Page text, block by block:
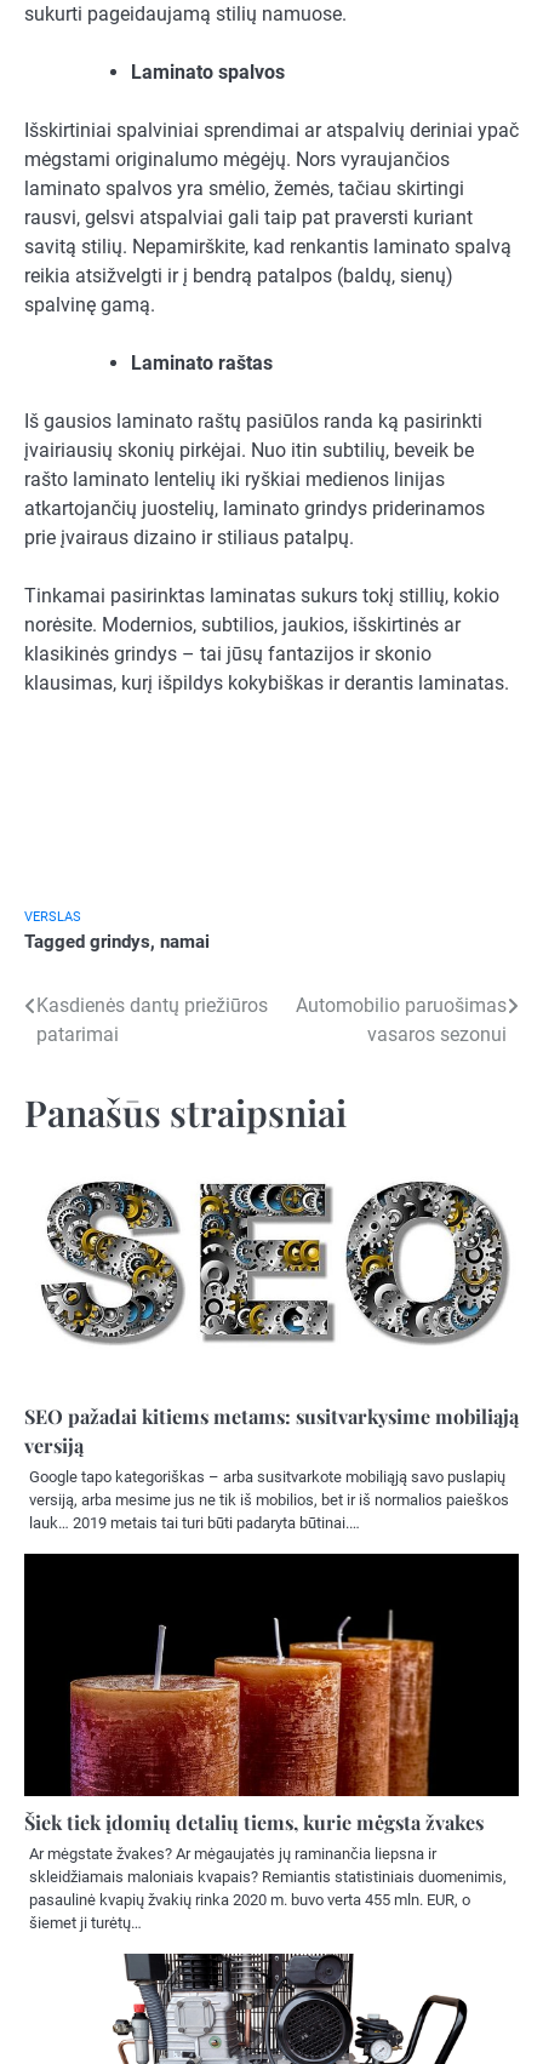
sukurti pageidaujamą stilių namuose.
Laminato spalvos
Išskirtiniai spalviniai sprendimai ar atspalvių deriniai ypač
mėgstami originalumo mėgėjų. Nors vyraujančios
laminato spalvos yra smėlio, žemės, tačiau skirtingi
rausvi, gelsvi atspalviai gali taip pat praversti kuriant
savitą stilių. Nepamirškite, kad renkantis laminato spalvą
reikia atsižvelgti ir į bendrą patalpos (baldų, sienų)
spalvinę gamą.
Laminato raštas
Iš gausios laminato raštų pasiūlos randa ką pasirinkti
įvairiausių skonių pirkėjai. Nuo itin subtilių, beveik be
rašto laminato lentelių iki ryškiai medienos linijas
atkartojančių juostelių, laminato grindys priderinamos
prie įvairaus dizaino ir stiliaus patalpų.
Tinkamai pasirinktas laminatas sukurs tokį stillių, kokio
norėsite. Modernios, subtilios, jaukios, išskirtinės ar
klasikinės grindys – tai jūsų fantazijos ir skonio
klausimas, kurį išpildys kokybiškas ir derantis laminatas.
VERSLAS
Tagged grindys, namai
Navigacija
tarp
įrašų
Kasdienės dantų priežiūros
patarimai
Automobilio paruošimas
vasaros sezonui
Panašūs straipsniai
SEO pažadai kitiems metams: susitvarkysime mobiliąją
versiją
Google tapo kategoriškas – arba susitvarkote mobiliąją savo puslapių
versiją, arba mesime jus ne tik iš mobilios, bet ir iš normalios paieškos
lauk… 2019 metais tai turi būti padaryta būtinai.…
Šiek tiek įdomių detalių tiems, kurie mėgsta žvakes
Ar mėgstate žvakes? Ar mėgaujatės jų raminančia liepsna ir
skleidžiamais maloniais kvapais? Remiantis statistiniais duomenimis,
pasaulinė kvapių žvakių rinka 2020 m. buvo verta 455 mln. EUR, o
šiemet ji turėtų…